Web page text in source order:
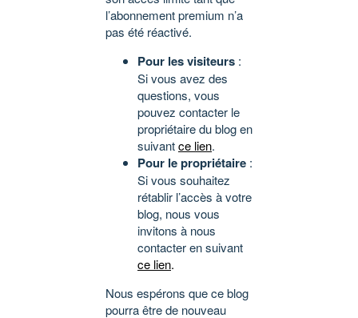
l’abonnement premium n’a
pas été réactivé.
Pour les visiteurs :
Si vous avez des
questions, vous
pouvez contacter le
propriétaire du blog en
suivantce lien.
Pour le propriétaire :
Si vous souhaitez
rétablir l’accès à votre
blog, nous vous
invitons à nous
contacter en suivant
ce lien.
Nous espérons que ce blog
pourra être de nouveau